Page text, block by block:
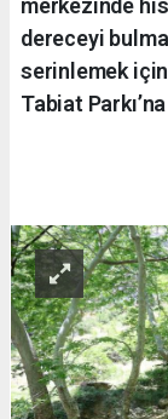
merkezinde
dereceyi
serinlemek için
Tabiat